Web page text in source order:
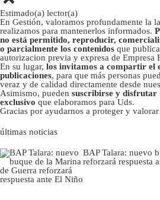
Estimado(a) lector(a)
En Gestión, valoramos profundamente la
realizamos para mantenerlos informados.
no está permitido, reproducir,
o parcialmente los contenidos que
autorizacion previa y expresa de Empresa
En su lugar, los invitamos a compartir el
publicaciones, para que más personas
veraz y de calidad directamente desde
Asimismo, pueden suscribirse y disfrutar
exclusivo que elaboramos para Uds.
Gracias por ayudarnos a proteger y valorar
últimas noticias
BAP Talara: nuevo
reforzará respuesta